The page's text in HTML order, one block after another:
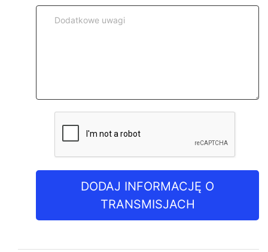
DODAJ INFORMACJĘ O
TRANSMISJACH